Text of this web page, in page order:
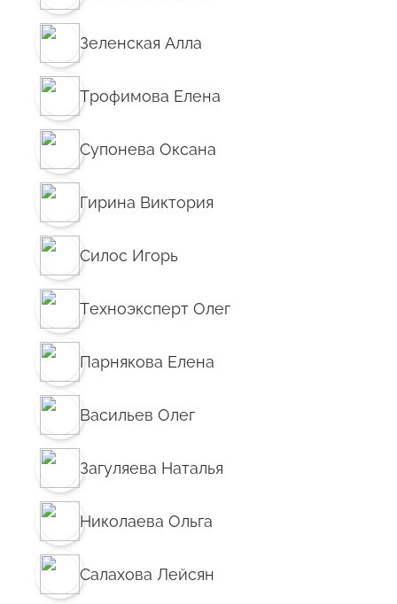
Зеленская Алла
Трофимова Елена
Супонева Оксана
Гирина Виктория
Силос Игорь
Техноэксперт Олег
Парнякова Елена
Васильев Олег
Загуляева Наталья
Николаева Ольга
Салахова Лейсян